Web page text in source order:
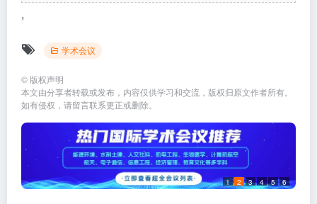
,
学术会议
© 版权声明
本文由分享者转载或发布，内容仅供学习和交流，版权归原文作者所有。
如有侵权，请留言联系更正或删除。
1 2 3 4 5 6